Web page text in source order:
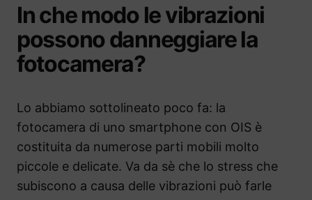
In che modo le vibrazioni
possono danneggiare la
fotocamera?
Lo abbiamo sottolineato poco fa: la
fotocamera di uno smartphone con OIS è
costituita da numerose parti mobili molto
piccole e delicate. Va da sè che lo stress che
subiscono a causa delle vibrazioni può farle